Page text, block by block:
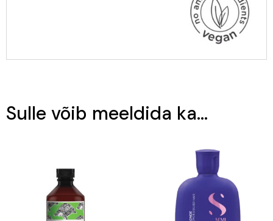
Sulle võib meeldida ka…